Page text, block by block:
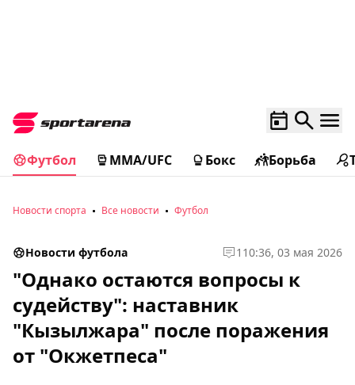
Футбол MMA/UFC Бокс Борьба
Новости спорта Все новости Футбол
Новости футбола 1 10:36, 03 мая 2026
"Однако остаются вопросы к
судейству": наставник
"Кызылжара" после поражения
от "Окжетпеса"